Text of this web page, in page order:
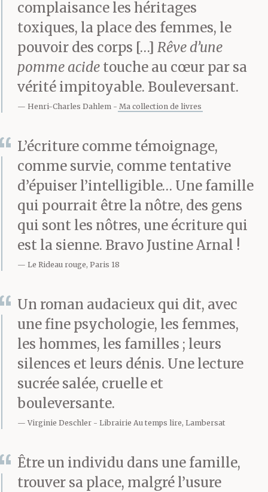
complaisance les héritages
toxiques, la place des femmes, le
pouvoir des corps […] Rêve d’une
pomme acide touche au cœur par sa
vérité impitoyable. Bouleversant.
Henri-Charles Dahlem Ma collection de livres
L’écriture comme témoignage,
comme survie, comme tentative
d’épuiser l’intelligible… Une famille
qui pourrait être la nôtre, des gens
qui sont les nôtres, une écriture qui
est la sienne. Bravo Justine Arnal !
Le Rideau rouge, Paris 18
Un roman audacieux qui dit, avec
une fine psychologie, les femmes,
les hommes, les familles ; leurs
silences et leurs dénis. Une lecture
sucrée salée, cruelle et
bouleversante.
Virginie Deschler Librairie Au temps lire, Lambersat
Être un individu dans une famille,
trouver sa place, malgré l’usure